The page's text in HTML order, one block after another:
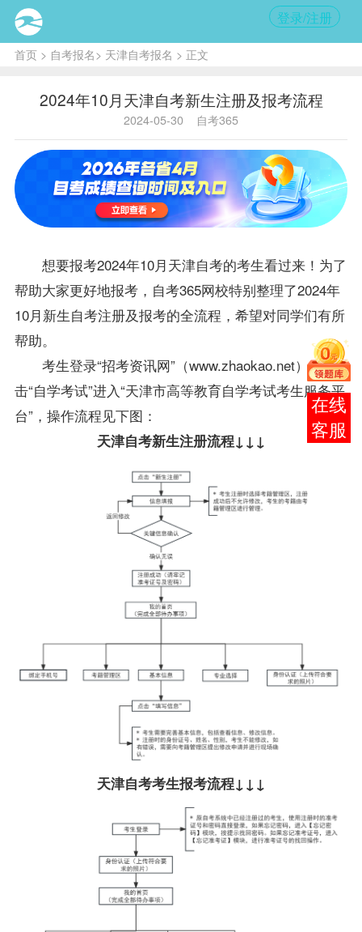
登录/注册
首页> 自考报名> 天津自考报名 > 正文
2024年10月天津自考新生注册及报考流程
2024-05-30 自考365
想要报考2024年10月天津自考的考生看过来！为了
帮助大家更好地报考，自考365网校特别整理了2024年
10月新生自考注册及报考的全流程，希望对同学们有所
帮助。
考生登录“招考资讯网”（www.zhaokao.net），点
击“自学考试”进入“天津市高等教育自学考试考生服务平
台”，操作流程见下图：
天津自考新生注册流程↓↓↓
天津自考考生报考流程↓↓↓
报考
咨询